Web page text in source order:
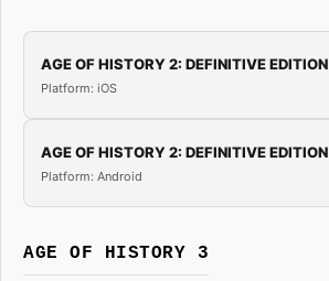
AGE OF HISTORY 2: DEFINITIVE EDITION
Platform: iOS
AGE OF HISTORY 2: DEFINITIVE EDITION
Platform: Android
AGE OF HISTORY 3